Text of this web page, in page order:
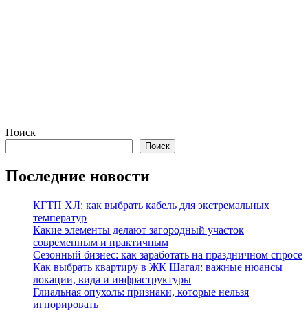
Поиск
Поиск
Последние новости
КГТП ХЛ: как выбрать кабель для экстремальных
температур
Какие элементы делают загородный участок
современным и практичным
Сезонный бизнес: как заработать на праздничном спросе
Как выбрать квартиру в ЖК Шагал: важные нюансы
локации, вида и инфраструктуры
Глиальная опухоль: признаки, которые нельзя
игнорировать